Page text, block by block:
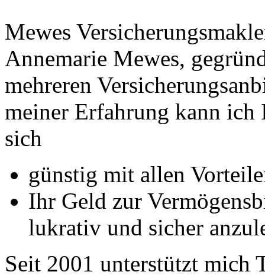
Mewes
Annemarie Mewes,
mehreren
meiner Erfahrung kann ich
sich
günstig mit allen
Ihr Geld zur
lukrativ und sicher
Seit 2001 unterstützt mich